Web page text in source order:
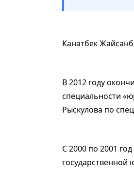
Канатбек
В 2012 году
специальности
Рыскулова по
С 2000 по 2001
государственной